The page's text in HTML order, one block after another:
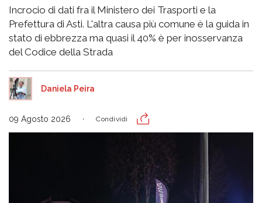
Incrocio di dati fra il Ministero dei Trasporti e la
Prefettura di Asti. L'altra causa più comune è la guida in
stato di ebbrezza ma quasi il 40% è per inosservanza
del Codice della Strada
Daniela Peira
09 Agosto 2026 Condividi